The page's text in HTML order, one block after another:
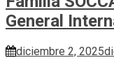
General
diciembre 2, 2025